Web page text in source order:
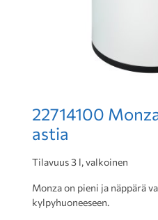
22714100
astia
Tilavuus 3 l, valkoinen
Monza on pieni ja näppärä
kylpyhuoneeseen.